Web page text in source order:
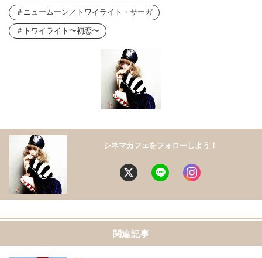
ニュームーン／トワイライト・サーガ
トワイライト〜初恋〜
シネマカフェをフォローしよう！
関連記事